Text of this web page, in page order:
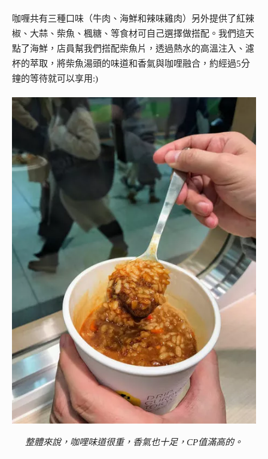
咖喱共有三種口味（牛肉、海鮮和辣味雞肉）另外提供了紅辣
椒、大蒜、柴魚、楓糖、等食材可自己選擇做搭配。我們這天
點了海鮮，店員幫我們搭配柴魚片，透過熱水的高溫注入、濾
杯的萃取，將柴魚湯頭的味道和香氣與咖哩融合，約經過5分
鐘的等待就可以享用:)
整體來說，咖哩味道很重，香氣也十足，CP值滿高的。